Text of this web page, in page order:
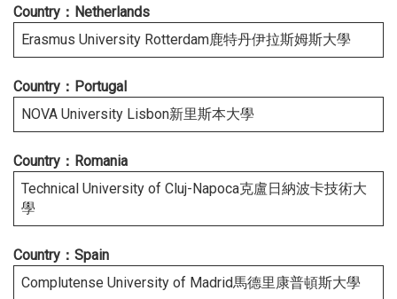
Country： Netherlands
Erasmus University Rotterdam鹿特丹伊拉斯姆斯大學
Country：Portugal
NOVA University Lisbon新里斯本大學
Country： Romania
Technical University of Cluj-Napoca克盧日納波卡技術大
學
Country：Spain
Complutense University of Madrid馬德里康普頓斯大學